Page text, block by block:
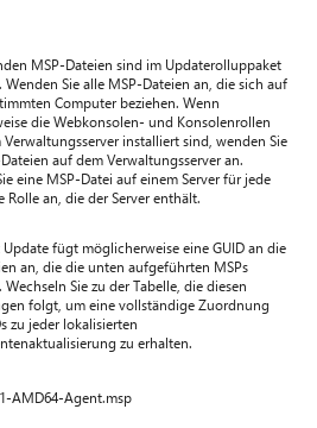
MSP-Dateien sind im Updaterolluppaket
Wenden Sie alle MSP-Dateien an, die sich auf
Computer beziehen. Wenn
die Webkonsolen- und Konsolenrollen
Verwaltungsserver installiert sind, wenden Sie
auf dem Verwaltungsserver an.
eine MSP-Datei auf einem Server für jede
Rolle an, die der Server enthält.
fügt möglicherweise eine GUID an die
an, die die unten aufgeführten MSPs
Sie zu der Tabelle, die diesen
folgt, um eine vollständige Zuordnung
zu jeder lokalisierten
zu erhalten.
AMD64-Agent.msp